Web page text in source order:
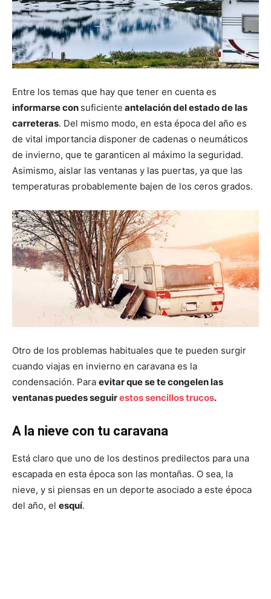
Entre los temas que hay que tener en cuenta es
informarse con suficiente antelación del estado de las
carreteras. Del mismo modo, en esta época del año es
de vital importancia disponer de cadenas o neumáticos
de invierno, que te garanticen al máximo la seguridad.
Asimismo, aislar las ventanas y las puertas, ya que las
temperaturas probablemente bajen de los ceros grados.
Otro de los problemas habituales que te pueden surgir
cuando viajas en invierno en caravana es la
condensación. Para evitar que se te congelen las
ventanas puedes seguirestos sencillos trucos.
A la nieve con tu caravana
Está claro que uno de los destinos predilectos para una
escapada en esta época son las montañas. O sea, la
nieve, y si piensas en un deporte asociado a este época
del año, el esquí.